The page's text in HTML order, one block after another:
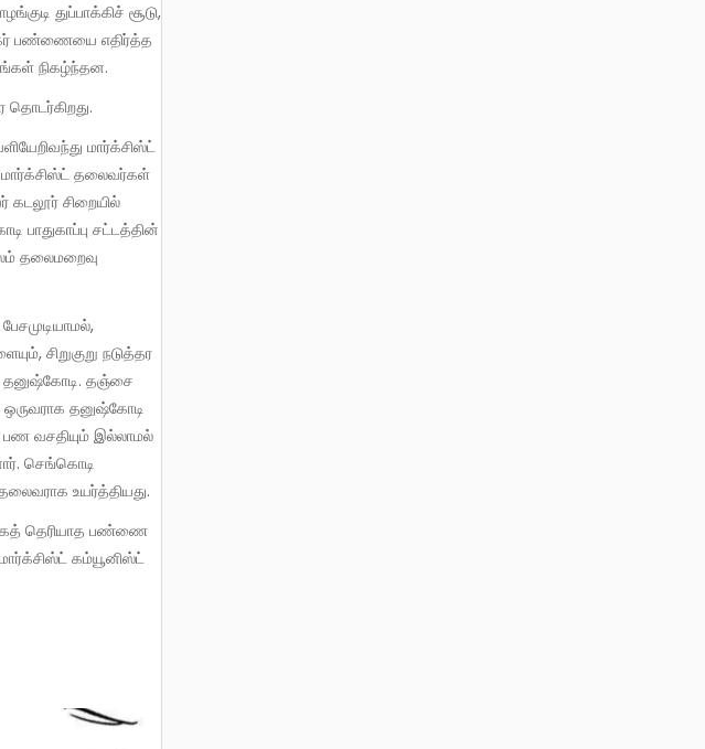
துப்பாக்கிச் சூடு,
பண்ணையை எதிர்த்த
நிகழ்ந்தன.
தொடர்கிறது.
மார்க்சிஸ்ட் தலைவர்கள்
சிறையில்
பாதுகாப்பு சட்டத்தின்
தலைமறைவு
சிறுகுறு நடுத்தர
தனுஷ்கோடி. தஞ்சை
தனுஷ்கோடி
வசதியும் இல்லாமல்
செங்கொடி
உயர்த்தியது.
கம்யூனிஸ்ட்